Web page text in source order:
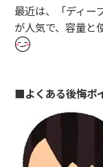
最近は、「ディー
が人気で、容量と
■よくある後悔ポ